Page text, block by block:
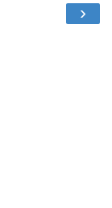
›